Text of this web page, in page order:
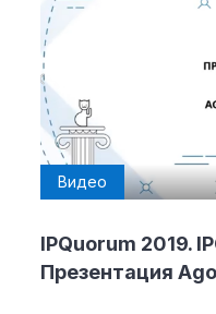
Видео
IPQuorum 2019.
Презентация